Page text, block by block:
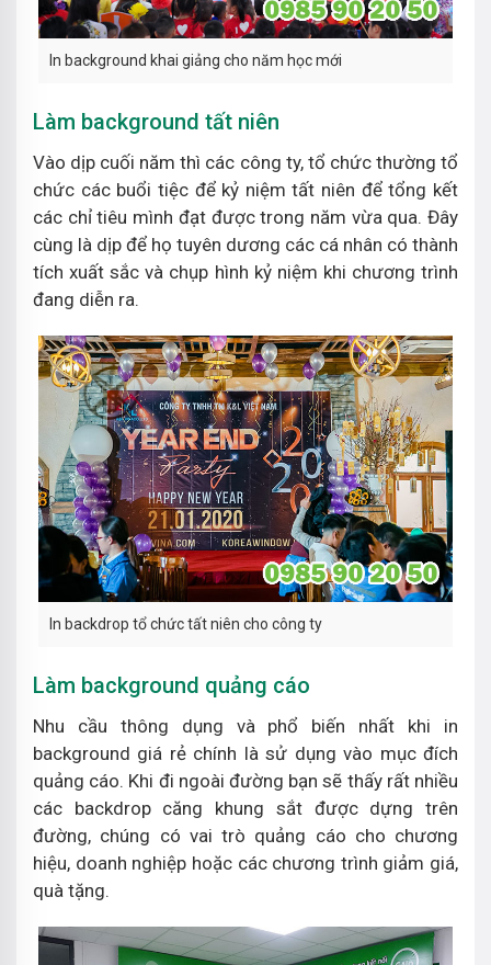
In background khai giảng cho năm học mới
Làm background tất niên
Vào dịp cuối năm thì các công ty, tổ chức thường tổ
chức các buổi tiệc để kỷ niệm tất niên để tổng kết
các chỉ tiêu mình đạt được trong năm vừa qua. Đây
cùng là dịp để họ tuyên dương các cá nhân có thành
tích xuất sắc và chụp hình kỷ niệm khi chương trình
đang diễn ra.
In backdrop tổ chức tất niên cho công ty
Làm background quảng cáo
Nhu cầu thông dụng và phổ biến nhất khi in
background giá rẻ chính là sử dụng vào mục đích
quảng cáo. Khi đi ngoài đường bạn sẽ thấy rất nhiều
các backdrop căng khung sắt được dựng trên
đường, chúng có vai trò quảng cáo cho chương
hiệu, doanh nghiệp hoặc các chương trình giảm giá,
quà tặng.